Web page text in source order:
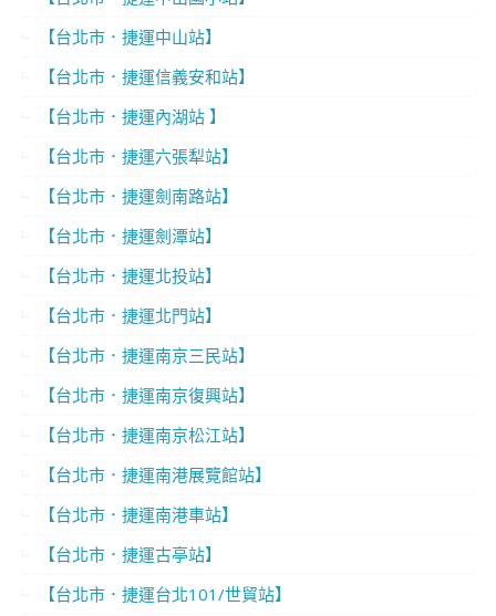
【台北市．捷運中山站】
【台北市．捷運信義安和站】
【台北市．捷運內湖站 】
【台北市．捷運六張犁站】
【台北市．捷運劍南路站】
【台北市．捷運劍潭站】
【台北市．捷運北投站】
【台北市．捷運北門站】
【台北市．捷運南京三民站】
【台北市．捷運南京復興站】
【台北市．捷運南京松江站】
【台北市．捷運南港展覽館站】
【台北市．捷運南港車站】
【台北市．捷運古亭站】
【台北市．捷運台北101/世貿站】